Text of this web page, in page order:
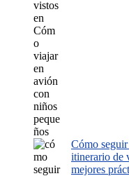
Cómo
itinerario de
mejores